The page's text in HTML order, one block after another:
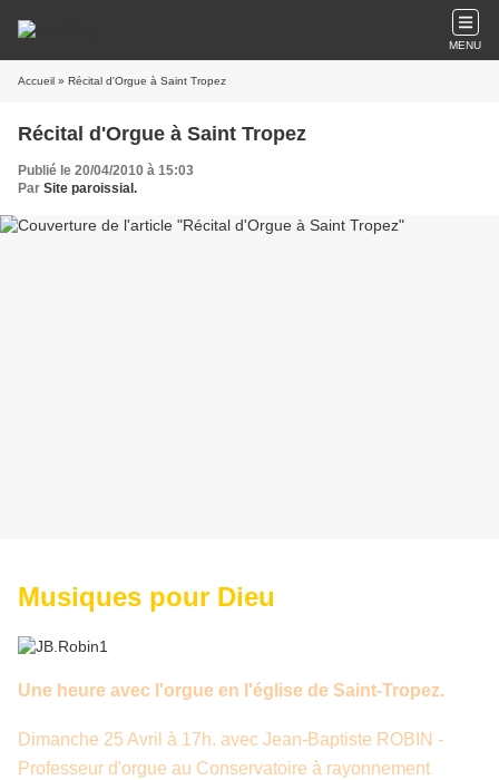
MENU
Accueil » Récital d'Orgue à Saint Tropez
Récital d'Orgue à Saint Tropez
Publié le 20/04/2010 à 15:03
Par Site paroissial.
Musiques pour Dieu
Une heure avec l'orgue en l'église de Saint-Tropez.
Dimanche 25 Avril à 17h. avec Jean-Baptiste ROBIN -
Professeur d'orgue au Conservatoire à rayonnement